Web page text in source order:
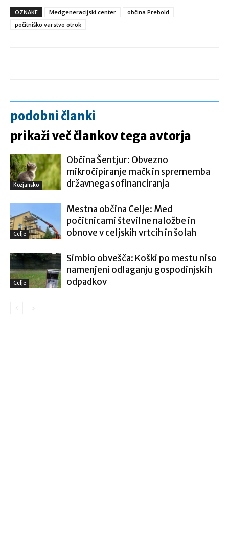
OZNAKE Medgeneracijski center
občina Prebold
počitniško varstvo otrok
podobni članki
prikaži več člankov tega avtorja
Kozjansko
Občina Šentjur: Obvezno
mikročipiranje mačk in sprememba
državnega sofinanciranja
Celje
Mestna občina Celje: Med
počitnicami številne naložbe in
obnove v celjskih vrtcih in šolah
Celje
Simbio obvešča: Koški po mestu niso
namenjeni odlaganju gospodinjskih
odpadkov